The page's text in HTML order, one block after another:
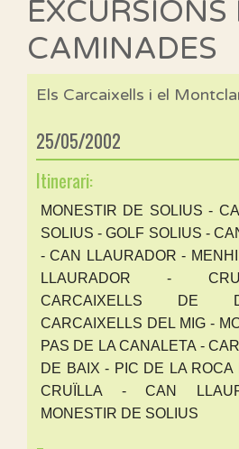
EXCURSIONS
CAMINADES
Els Carcaixells i el
25/05/2002
Itinerari:
MONESTIR DE SOLIUS -
SOLIUS - GOLF SOLIUS -
- CAN LLAURADOR -
LLAURADOR -
CARCAIXELLS DE
CARCAIXELLS DEL MIG -
PAS DE LA CANALETA -
DE BAIX - PIC DE LA ROCA
CRUÏLLA - CAN
MONESTIR DE SOLIUS